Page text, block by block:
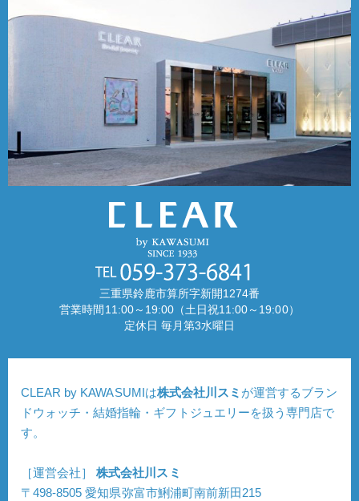
三重県鈴鹿市算所字新開1274番
営業時間11:00～19:00（土日祝11:00～19:00）
定休日 毎月第3水曜日
CLEAR by KAWASUMIは株式会社川スミ が運営するブラン
ドウォッチ・結婚指輪・ギフトジュエリーを扱う専門店で
す。
［運営会社］株式会社川スミ
〒498-8505 愛知県弥富市鯏浦町南前新田215